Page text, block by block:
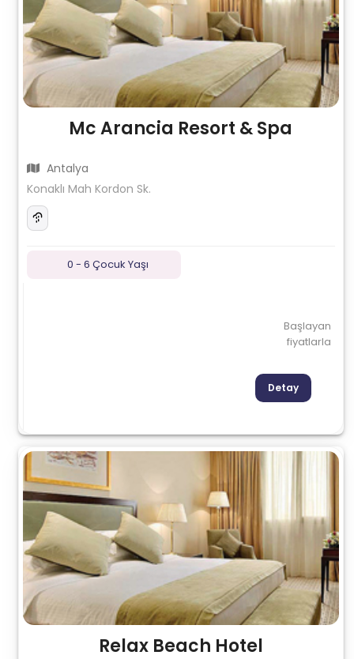
Mc Arancia Resort & Spa
Antalya
Konaklı Mah Kordon Sk.
0 - 6 Çocuk Yaşı
Başlayan
fiyatlarla
Detay
Relax Beach Hotel